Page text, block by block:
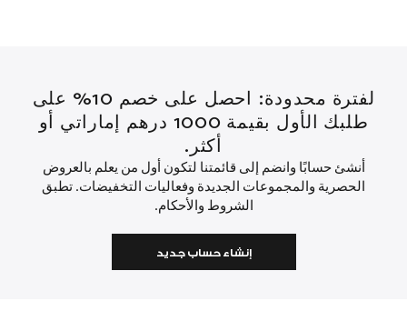
لفترة محدودة: احصل على خصم 10% على
طلبك الأول بقيمة 1000 درهم إماراتي أو
أكثر.
أنشئ حسابًا وانضم إلى قائمتنا لتكون أول من يعلم بالعروض
الحصرية والمجموعات الجديدة وفعاليات التخفيضات. تطبق
الشروط والأحكام.
إنشاء حساب جديد